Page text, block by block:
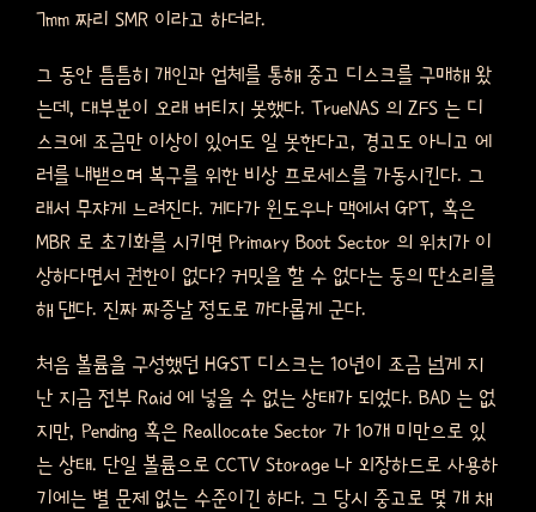
7mm 짜리 SMR 이라고 하더라.
그 동안 틈틈히 개인과 업체를 통해 중고 디스크를 구매해 왔
는데, 대부분이 오래 버티지 못했다. TrueNAS 의 ZFS 는 디
스크에 조금만 이상이 있어도 일 못한다고, 경고도 아니고 에
러를 내밷으며 복구를 위한 비상 프로세스를 가동시킨다. 그
래서 무쟈게 느려진다. 게다가 윈도우나 맥에서 GPT, 혹은
MBR 로 초기화를 시키면 Primary Boot Sector 의 위치가 이
상하다면서 권한이 없다? 커밋을 할 수 없다는 둥의 딴소리를
해 댄다. 진짜 짜증날 정도로 까다롭게 군다.
처음 볼륨을 구성했던 HGST 디스크는 10년이 조금 넘게 지
난 지금 전부 Raid 에 넣을 수 없는 상태가 되었다. BAD 는 없
지만, Pending 혹은 Reallocate Sector 가 10개 미만으로 있
는 상태. 단일 볼륨으로 CCTV Storage 나 외장하드로 사용하
기에는 별 문제 없는 수준이긴 하다. 그 당시 중고로 몇 개 채